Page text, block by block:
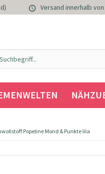
Versand innerhalb
Popeline Mond & Punkte lila